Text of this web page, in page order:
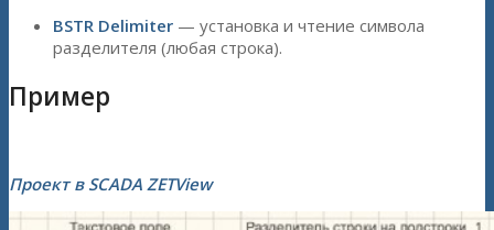
BSTR Delimiter — установка и чтение символа
разделителя (любая строка).
Пример
Проект в SCADA ZETView